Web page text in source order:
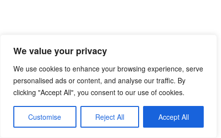
We value your privacy
We use cookies to enhance your browsing experience, serve
personalised ads or content, and analyse our traffic. By
clicking "Accept All", you consent to our use of cookies.
Customise Reject All Accept All